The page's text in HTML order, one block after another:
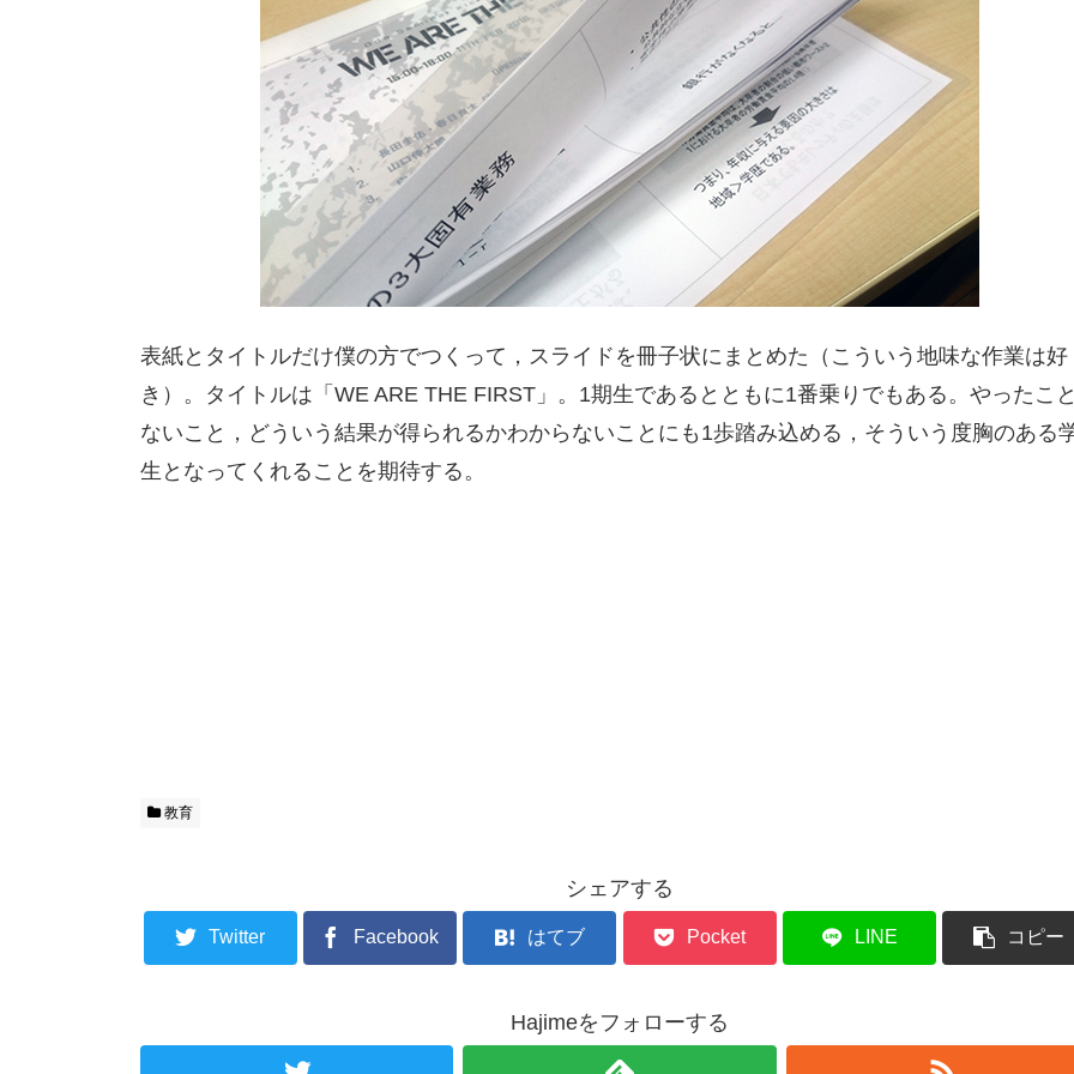
表紙とタイトルだけ僕の方でつくって，スライドを冊子状にまとめた（こういう地味な作業は好
き）。タイトルは「WE ARE THE FIRST」。1期生であるとともに1番乗りでもある。やったこ
ないこと，どういう結果が得られるかわからないことにも1歩踏み込める，そういう度胸のある
生となってくれることを期待する。
教育
シェアする
Twitter Facebook はてブ Pocket LINE コピー
Hajimeをフォローする